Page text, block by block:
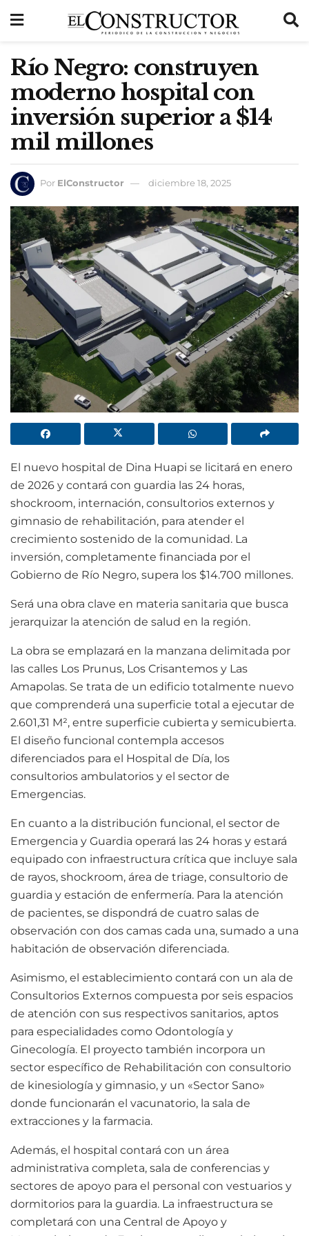
Río Negro: construyen
moderno hospital con
inversión superior a $14
mil millones
Por ElConstructor diciembre 18, 2025
El nuevo hospital de Dina Huapi se licitará en enero
de 2026 y contará con guardia las 24 horas,
shockroom, internación, consultorios externos y
gimnasio de rehabilitación, para atender el
crecimiento sostenido de la comunidad. La
inversión, completamente financiada por el
Gobierno de Río Negro, supera los $14.700 millones.
Será una obra clave en materia sanitaria que busca
jerarquizar la atención de salud en la región.
La obra se emplazará en la manzana delimitada por
las calles Los Prunus, Los Crisantemos y Las
Amapolas. Se trata de un edificio totalmente nuevo
que comprenderá una superficie total a ejecutar de
2.601,31 M², entre superficie cubierta y semicubierta.
El diseño funcional contempla accesos
diferenciados para el Hospital de Día, los
consultorios ambulatorios y el sector de
Emergencias.
En cuanto a la distribución funcional, el sector de
Emergencia y Guardia operará las 24 horas y estará
equipado con infraestructura crítica que incluye sala
de rayos, shockroom, área de triage, consultorio de
guardia y estación de enfermería. Para la atención
de pacientes, se dispondrá de cuatro salas de
observación con dos camas cada una, sumado a una
habitación de observación diferenciada.
Asimismo, el establecimiento contará con un ala de
Consultorios Externos compuesta por seis espacios
de atención con sus respectivos sanitarios, aptos
para especialidades como Odontología y
Ginecología. El proyecto también incorpora un
sector específico de Rehabilitación con consultorio
de kinesiología y gimnasio, y un «Sector Sano»
donde funcionarán el vacunatorio, la sala de
extracciones y la farmacia.
Además, el hospital contará con un área
administrativa completa, sala de conferencias y
sectores de apoyo para el personal con vestuarios y
dormitorios para la guardia. La infraestructura se
completará con una Central de Apoyo y